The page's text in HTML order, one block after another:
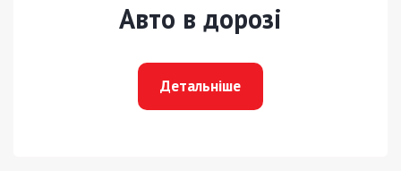
Авто в дорозі
Детальніше